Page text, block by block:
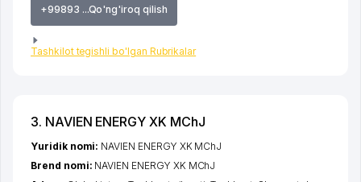
+99893 ...Qo'ng'iroq qilish
Tashkilot tegishli bo'lgan Rubrikalar
3. NAVIEN ENERGY XK MChJ
Yuridik nomi: NAVIEN ENERGY XK MChJ
Brend nomi: NAVIEN ENERGY XK MChJ